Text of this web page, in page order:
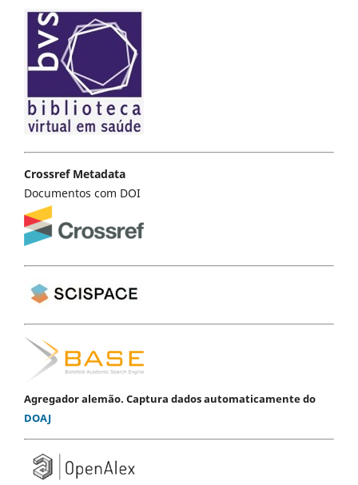
Crossref Metadata
Documentos com DOI
Agregador alemão. Captura dados automaticamente do
DOAJ